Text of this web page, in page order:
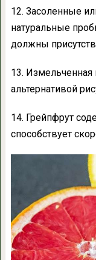
12. Засоленные
натуральные
должны
13. Измельченная
альтернативой
14. Грейпфрут
способствует